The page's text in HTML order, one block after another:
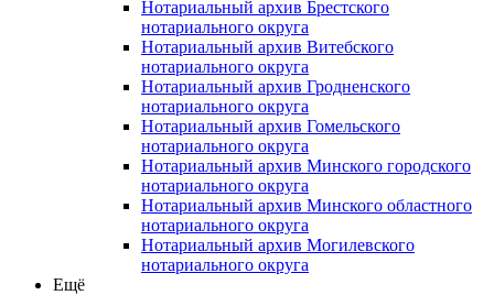
Нотариальный архив Брестского
нотариального округа
Нотариальный архив Витебского
нотариального округа
Нотариальный архив Гродненского
нотариального округа
Нотариальный архив Гомельского
нотариального округа
Нотариальный архив Минского городского
нотариального округа
Нотариальный архив Минского областного
нотариального округа
Нотариальный архив Могилевского
нотариального округа
Ещё